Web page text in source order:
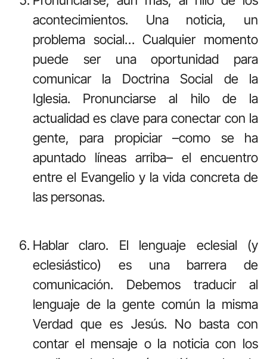
acontecimientos. Una noticia, un
problema social… Cualquier momento
puede ser una oportunidad para
comunicar la Doctrina Social de la
Iglesia. Pronunciarse al hilo de la
actualidad es clave para conectar con la
gente, para propiciar –como se ha
apuntado líneas arriba– el encuentro
entre el Evangelio y la vida concreta de
las personas.
Hablar claro. El lenguaje eclesial (y
eclesiástico) es una barrera de
comunicación. Debemos traducir al
lenguaje de la gente común la misma
Verdad que es Jesús. No basta con
contar el mensaje o la noticia con los